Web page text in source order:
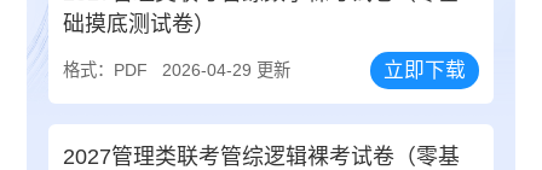
础摸底测试卷）
格式：PDF 2026-04-29 更新 立即下载
2027管理类联考管综逻辑裸考试卷（零基